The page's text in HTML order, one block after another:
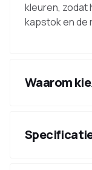
kleuren, zodat
kapstok en de
Waarom